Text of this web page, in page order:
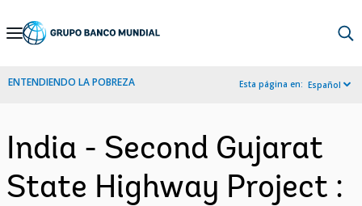
Skip
Navigation
ENTENDIENDO LA POBREZA Esta página en: Español
India - Second Gujarat
State Highway Project :